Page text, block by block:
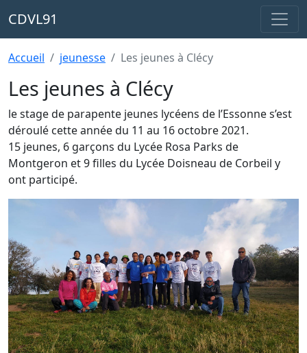
CDVL91
Accueil jeunesse Les jeunes à Clécy
Les jeunes à Clécy
le stage de parapente jeunes lycéens de l’Essonne s’est
déroulé cette année du 11 au 16 octobre 2021.
15 jeunes, 6 garçons du Lycée Rosa Parks de
Montgeron et 9 filles du Lycée Doisneau de Corbeil y
ont participé.